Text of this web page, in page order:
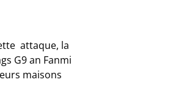
attaque, la
G9 an Fanmi
maisons